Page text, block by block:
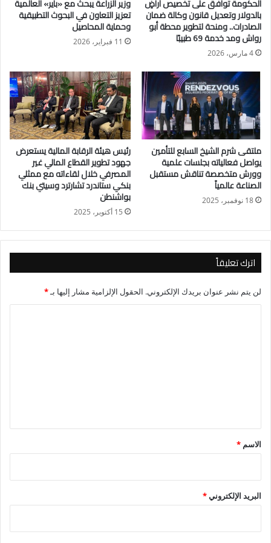
●جمبري جامبو من سعر 530 إلى 700 جنيهًا.
●جمبري1 من سعر: 510 إلى 560 جنيهًا.
● جمبري2 من سعر 370 إلى 500 جنيهًا.
●جمبري من سعر 175 إلى375 جنيهًا.
● بوري 1 من سعر 125 إلى 175 جنيهًا.
● بوري 2 من سعر 90 إلى 110 جنيهًا.
●سردين من سعر 60 إلى 90 جنيهًا .
●ماكريل مجمد من سعر 100 إلى 140 جنيهًا.
الحكومة توافق على تخصيص أراضٍ
بالدولار وتعديل قانون وكالة ضمان
الصادرات.. ومنحة لتطوير محطة أبو
رواش ومد خدمة 69 طبيبًا
4 مارس، 2026
وزير الزراعة يبحث مع «باير» العالمية
تعزيز التعاون في البحوث التطبيقية
وحماية المحاصيل
11 فبراير، 2026
ملتقى شرم الشيخ السابع للتأمين
يواصل فعالياته بجلسات علمية
وورش متخصصة تناقش مستقبل
الصناعة عالمياً
18 نوفمبر، 2025
رئيس هيئة الرقابة المالية يستعرض
جهود تطوير القطاع المالي غير
المصرفي خلال لقاءاته مع ممثلي
بنكي ستاندرد تشارترد وسيتي بنك
بواشنطن
15 أكتوبر، 2025
اترك تعليقاً
لن يتم نشر عنوان بريدك الإلكتروني. الحقول الإلزامية مشار إليها بـ*
*
الاسم *
البريد الإلكتروني*